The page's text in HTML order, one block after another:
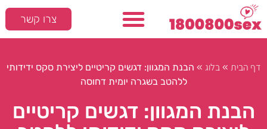
צרו קשר
דף הבית »בלוג » הבנת המגוון: דגשים קריטיים ליצירת סקס ידידותי
ללהטב בשגרה יומית דחוסה
הבנת המגוון: דגשים קריטיים